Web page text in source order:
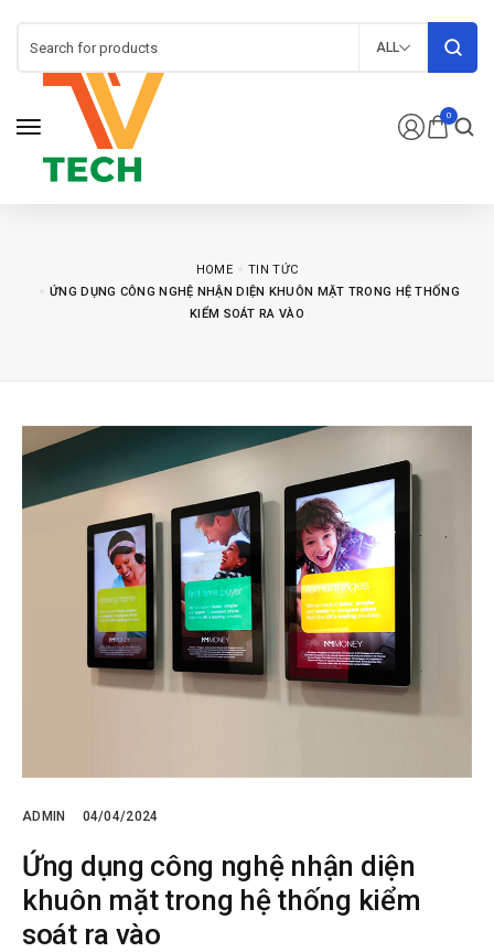
0
ALL
HOME
TIN TỨC
ỨNG DỤNG CÔNG NGHỆ NHẬN DIỆN KHUÔN MẶT TRONG HỆ THỐNG
KIỂM SOÁT RA VÀO
ADMIN 04/04/2024
Ứng dụng công nghệ nhận diện
khuôn mặt trong hệ thống kiểm
soát ra vào